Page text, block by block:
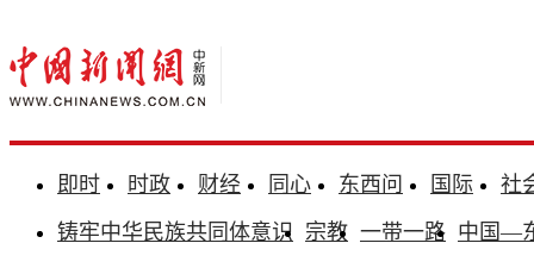
即时 时政 财经 同心 东西问 国际
社
铸牢中华民族共同体意识 宗教 一带一路 中国—